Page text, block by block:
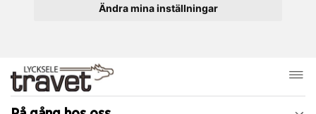
Ändra mina inställningar